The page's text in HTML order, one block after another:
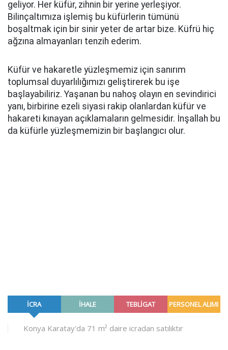
geliyor. Her küfür, zihnin bir yerine yerleşiyor.
Bilinçaltımıza işlemiş bu küfürlerin tümünü
boşaltmak için bir sinir yeter de artar bize. Küfrü hiç
ağzına almayanları tenzih ederim.
Küfür ve hakaretle yüzleşmemiz için sanırım
toplumsal duyarlılığımızı geliştirerek bu işe
başlayabiliriz. Yaşanan bu nahoş olayın en sevindirici
yanı, birbirine ezeli siyasi rakip olanlardan küfür ve
hakareti kınayan açıklamaların gelmesidir. İnşallah bu
da küfürle yüzleşmemizin bir başlangıcı olur.